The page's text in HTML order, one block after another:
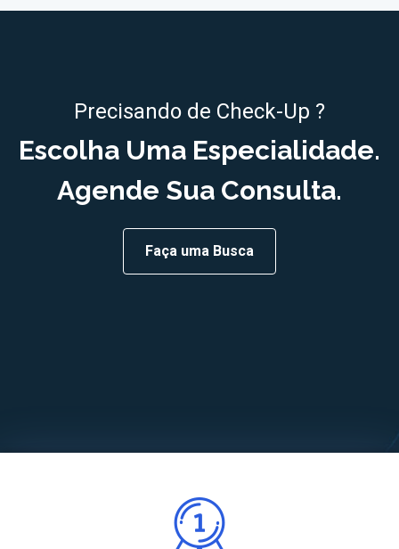
Precisando de Check-Up ?
Escolha Uma Especialidade.
Agende Sua Consulta.
Faça uma Busca